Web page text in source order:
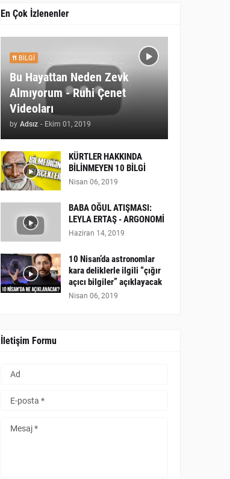
En Çok İzlenenler
BILGI
Bu Hayattan Neden Zevk
Almıyorum - Ruhi Çenet
Videoları
by Adsız - Ekim 01, 2019
KÜRTLER HAKKINDA
BİLİNMEYEN 10 BİLGİ
Nisan 06, 2019
BABA OĞUL ATIŞMASI:
LEYLA ERTAŞ - ARGONOMİ
Haziran 14, 2019
10 Nisan’da astronomlar
kara deliklerle ilgili “çığır
açıcı bilgiler” açıklayacak
Nisan 06, 2019
İletişim Formu